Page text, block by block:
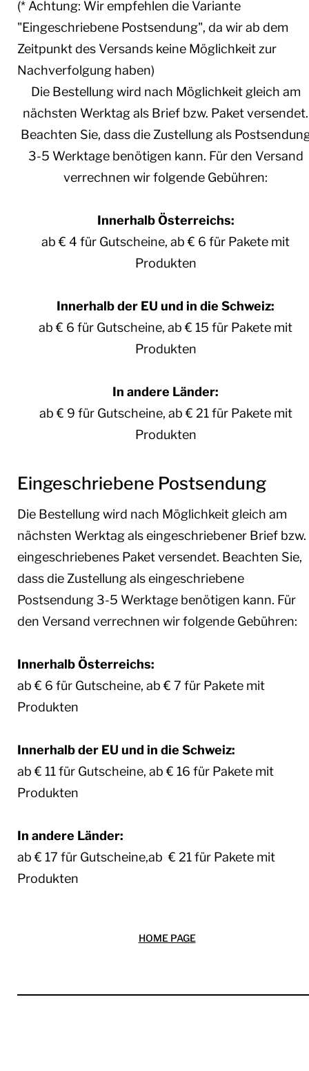
(* Achtung: Wir empfehlen die Variante
"Eingeschriebene Postsendung", da wir ab dem
Zeitpunkt des Versands keine Möglichkeit zur
Nachverfolgung haben)
Die Bestellung wird nach Möglichkeit gleich am
nächsten Werktag als Brief bzw. Paket versendet.
Beachten Sie, dass die Zustellung als
3-5 Werktage benötigen kann. Für den Versand
verrechnen wir folgende Gebühren:
Innerhalb Österreichs:
ab € 4 für Gutscheine, ab € 6 für Pakete mit
Produkten
Innerhalb der EU und in die Schweiz:
ab € 6 für Gutscheine, ab € 15 für Pakete mit
Produkten
In andere Länder:
ab € 9 für Gutscheine, ab € 21 für Pakete mit
Produkten
Eingeschriebene Postsendung
Die Bestellung wird nach Möglichkeit gleich am
nächsten Werktag als eingeschriebener Brief bzw.
eingeschriebenes Paket versendet. Beachten Sie,
dass die Zustellung als eingeschriebene
Postsendung 3-5 Werktage benötigen kann. Für
den Versand verrechnen wir folgende Gebühren:
Innerhalb Österreichs:
ab € 6 für Gutscheine, ab € 7 für Pakete mit
Produkten
Innerhalb der EU und in die Schweiz:
ab € 11 für Gutscheine, ab € 16 für Pakete mit
Produkten
In andere Länder:
ab € 17 für Gutscheine,ab € 21 für Pakete mit
Produkten
HOME PAGE